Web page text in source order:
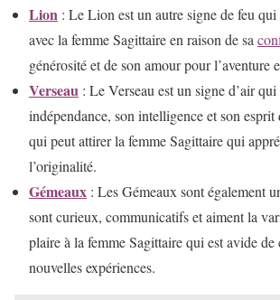
Lion : Le Lion est un autre signe de feu
avec la femme Sagittaire en raison de sa
générosité et de son amour pour l’aventure
Verseau : Le Verseau est un signe d’air
indépendance, son intelligence et son esprit
qui peut attirer la femme Sagittaire qui
l’originalité.
Gémeaux : Les Gémeaux sont également
sont curieux, communicatifs et aiment la
plaire à la femme Sagittaire qui est avide de
nouvelles expériences.